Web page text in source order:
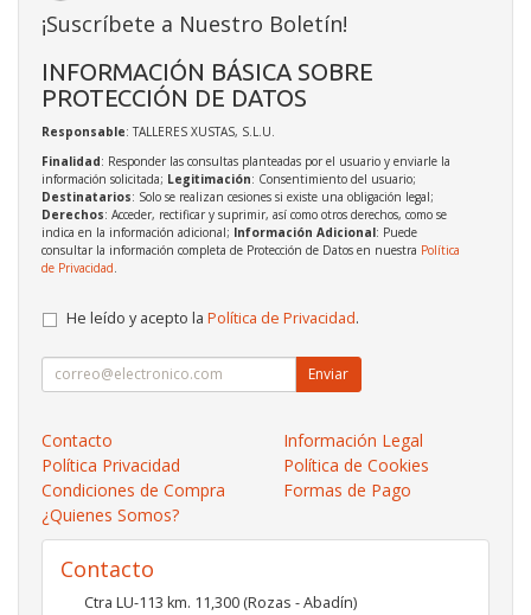
¡Suscríbete a Nuestro Boletín!
INFORMACIÓN BÁSICA SOBRE
PROTECCIÓN DE DATOS
Responsable: TALLERES XUSTAS, S.L.U.
Finalidad: Responder las consultas planteadas por el usuario y enviarle la
información solicitada; Legitimación: Consentimiento del usuario;
Destinatarios: Solo se realizan cesiones si existe una obligación legal;
Derechos: Acceder, rectificar y suprimir, así como otros derechos, como se
indica en la información adicional; Información Adicional: Puede
consultar la información completa de Protección de Datos en nuestra Política
de Privacidad
He leído y acepto la Política de Privacidad.
Enviar
Contacto
Información Legal
Política Privacidad
Política de Cookies
Condiciones de Compra
Formas de Pago
¿Quienes Somos?
Contacto
Ctra LU-113 km. 11,300 (Rozas - Abadín)